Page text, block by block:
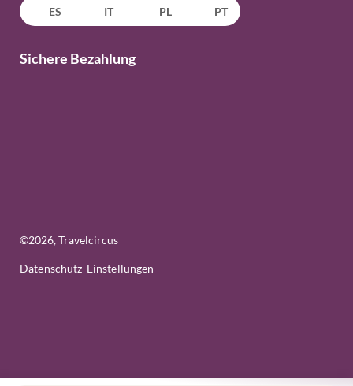
ES IT PL PT
Sichere Bezahlung
©2026, Travelcircus
Datenschutz-Einstellungen